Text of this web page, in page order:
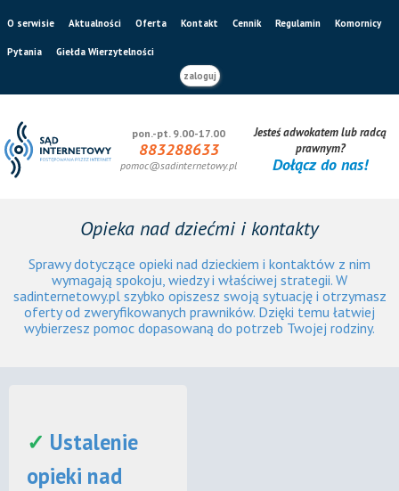
O serwisie Aktualności Oferta Kontakt Cennik Regulamin Komornicy
Pytania
Giełda Wierzytelności
zaloguj
pon.-pt. 9.00-17.00
883288633
pomoc@sadinternetowy.pl
Jesteś adwokatem lub radcą
prawnym?
Dołącz do nas!
Opieka nad dziećmi i kontakty
Sprawy dotyczące opieki nad dzieckiem i kontaktów z nim
wymagają spokoju, wiedzy i właściwej strategii. W
sadinternetowy.pl szybko opiszesz swoją sytuację i otrzymasz
oferty od zweryfikowanych prawników. Dzięki temu łatwiej
wybierzesz pomoc dopasowaną do potrzeb Twojej rodziny.
✓ Ustalenie
opieki nad